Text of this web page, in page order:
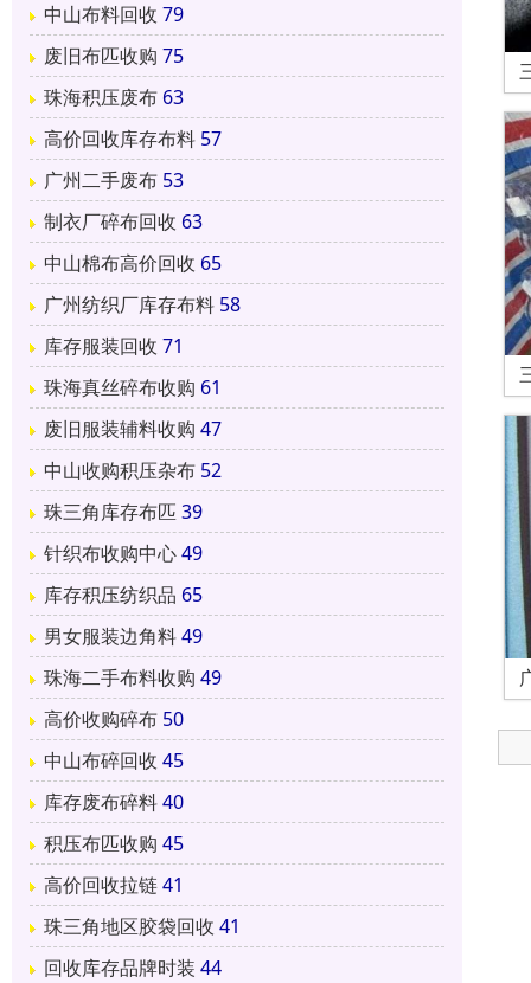
中山布料回收 79
废旧布匹收购 75
珠海积压废布 63
高价回收库存布料 57
广州二手废布 53
制衣厂碎布回收 63
中山棉布高价回收 65
广州纺织厂库存布料 58
库存服装回收 71
珠海真丝碎布收购 61
废旧服装辅料收购 47
中山收购积压杂布 52
珠三角库存布匹 39
针织布收购中心49
库存积压纺织品 65
男女服装边角料49
珠海二手布料收购 49
高价收购碎布 50
中山布碎回收 45
库存废布碎料40
积压布匹收购 45
高价回收拉链41
珠三角地区胶袋回收 41
回收库存品牌时装 44